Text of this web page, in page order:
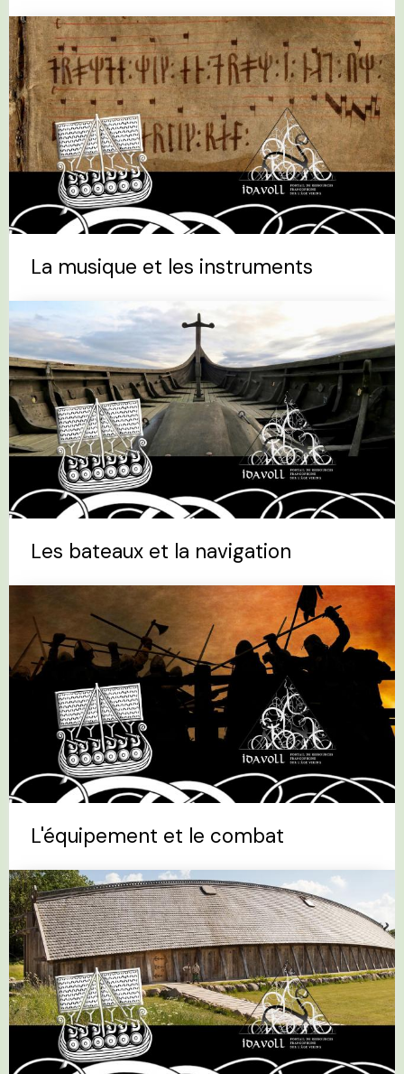
La musique et les instruments
Les bateaux et la navigation
L'équipement et le combat